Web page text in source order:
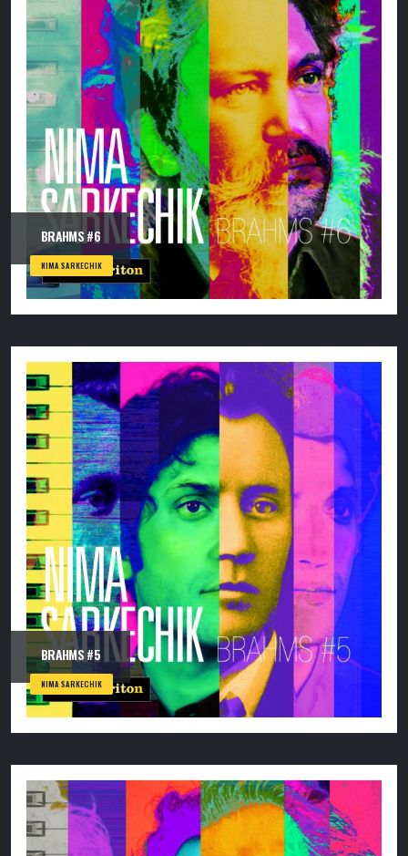
BRAHMS #6
NIMA SARKECHIK
BRAHMS #5
NIMA SARKECHIK